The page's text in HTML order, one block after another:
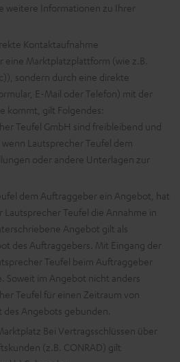
weitere Informationen zu Ihrer
Kontaktaufnahme
eine Marktplatzplattform (wie z.B.
sondern durch eine direkte
E-Mail oder Telefon) mit der
kommt, gilt Folgendes:
Teufel GmbH sind freibleibend und
Lautsprecher Teufel dem
oder andere Unterlagen zur
dem Auftraggeber ein Angebot, hat
Teufel die Annahme in
Angebot gilt als
des Auftraggebers. Mit Eingang der
Teufel beim Auftraggeber
Soweit im Angebot nicht anders
Teufel für einen Zeitraum von
Angebots gebunden.
Bei Vertragsschlüssen über
(z.B. CONRAD) gilt